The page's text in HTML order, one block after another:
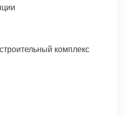
комплекс